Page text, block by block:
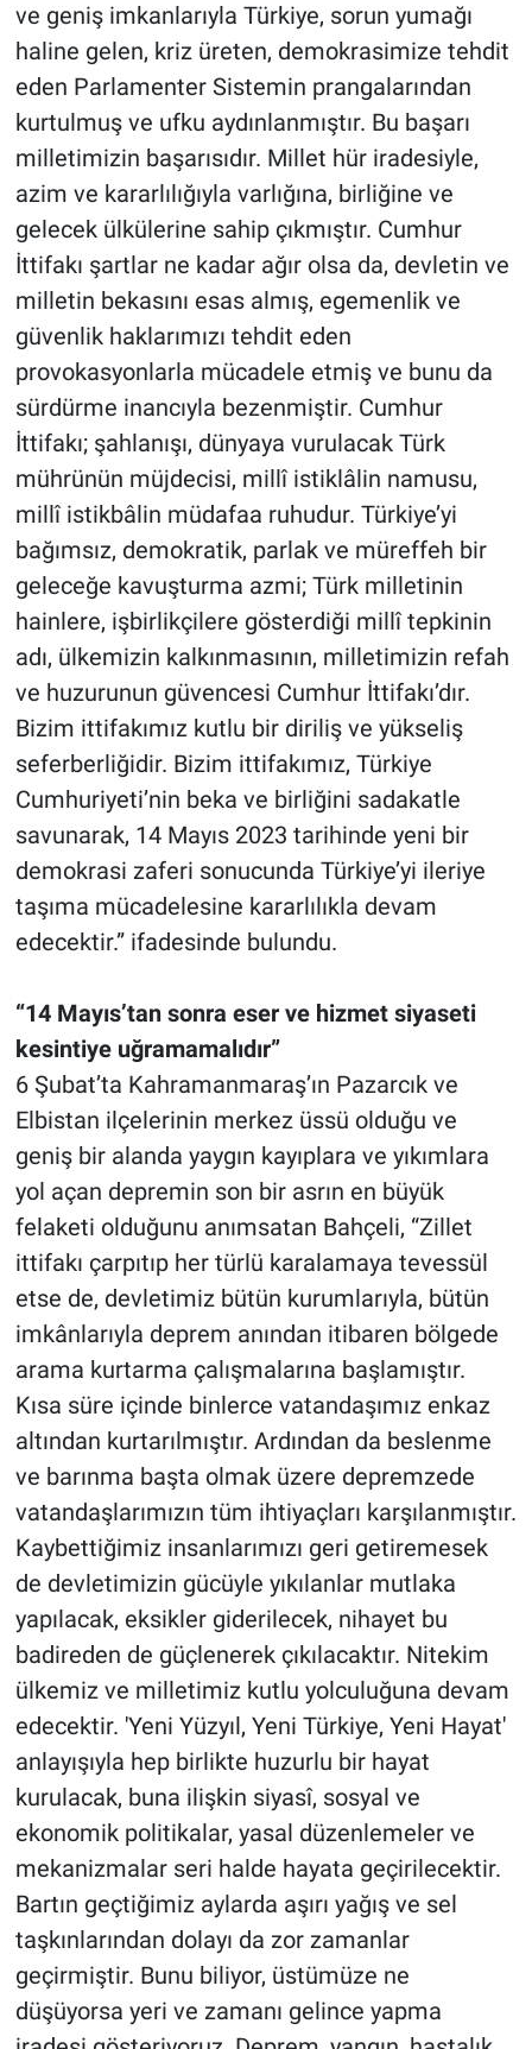
ve geniş imkanlarıyla Türkiye, sorun yumağı
haline gelen, kriz üreten, demokrasimize tehdit
eden Parlamenter Sistemin prangalarından
kurtulmuş ve ufku aydınlanmıştır. Bu başarı
milletimizin başarısıdır. Millet hür iradesiyle,
azim ve kararlılığıyla varlığına, birliğine ve
gelecek ülkülerine sahip çıkmıştır. Cumhur
İttifakı şartlar ne kadar ağır olsa da, devletin ve
milletin bekasını esas almış, egemenlik ve
güvenlik haklarımızı tehdit eden
provokasyonlarla mücadele etmiş ve bunu da
sürdürme inancıyla bezenmiştir. Cumhur
İttifakı; şahlanışı, dünyaya vurulacak Türk
mührünün müjdecisi, millî istiklâlin namusu,
millî istikbâlin müdafaa ruhudur. Türkiye’yi
bağımsız, demokratik, parlak ve müreffeh bir
geleceğe kavuşturma azmi; Türk milletinin
hainlere, işbirlikçilere gösterdiği millî tepkinin
adı, ülkemizin kalkınmasının, milletimizin refah
ve huzurunun güvencesi Cumhur İttifakı’dır.
Bizim ittifakımız kutlu bir diriliş ve yükseliş
seferberliğidir. Bizim ittifakımız, Türkiye
Cumhuriyeti’nin beka ve birliğini sadakatle
savunarak, 14 Mayıs 2023 tarihinde yeni bir
demokrasi zaferi sonucunda Türkiye’yi ileriye
taşıma mücadelesine kararlılıkla devam
edecektir.” ifadesinde bulundu.
“14 Mayıs’tan sonra eser ve hizmet siyaseti
kesintiye uğramamalıdır”
6 Şubat’ta Kahramanmaraş’ın Pazarcık ve
Elbistan ilçelerinin merkez üssü olduğu ve
geniş bir alanda yaygın kayıplara ve yıkımlara
yol açan depremin son bir asrın en büyük
felaketi olduğunu anımsatan Bahçeli, “Zillet
ittifakı çarpıtıp her türlü karalamaya tevessül
etse de, devletimiz bütün kurumlarıyla, bütün
imkânlarıyla deprem anından itibaren bölgede
arama kurtarma çalışmalarına başlamıştır.
Kısa süre içinde binlerce vatandaşımız enkaz
altından kurtarılmıştır. Ardından da beslenme
ve barınma başta olmak üzere depremzede
vatandaşlarımızın tüm ihtiyaçları karşılanmıştır.
Kaybettiğimiz insanlarımızı geri getiremesek
de devletimizin gücüyle yıkılanlar mutlaka
yapılacak, eksikler giderilecek, nihayet bu
badireden de güçlenerek çıkılacaktır. Nitekim
ülkemiz ve milletimiz kutlu yolculuğuna devam
edecektir. 'Yeni Yüzyıl, Yeni Türkiye, Yeni Hayat'
anlayışıyla hep birlikte huzurlu bir hayat
kurulacak, buna ilişkin siyasî, sosyal ve
ekonomik politikalar, yasal düzenlemeler ve
mekanizmalar seri halde hayata geçirilecektir.
Bartın geçtiğimiz aylarda aşırı yağış ve sel
taşkınlarından dolayı da zor zamanlar
geçirmiştir. Bunu biliyor, üstümüze ne
düşüyorsa yeri ve zamanı gelince yapma